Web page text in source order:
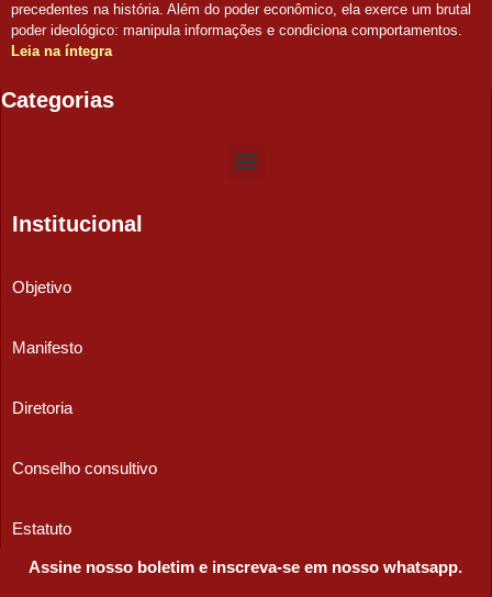
precedentes na história. Além do poder econômico, ela exerce um brutal
poder ideológico: manipula informações e condiciona comportamentos.
Leia na íntegra
Categorias
Institucional
Objetivo
Manifesto
Diretoria
Conselho consultivo
Estatuto
Assine nosso boletim e inscreva-se em nosso whatsapp.